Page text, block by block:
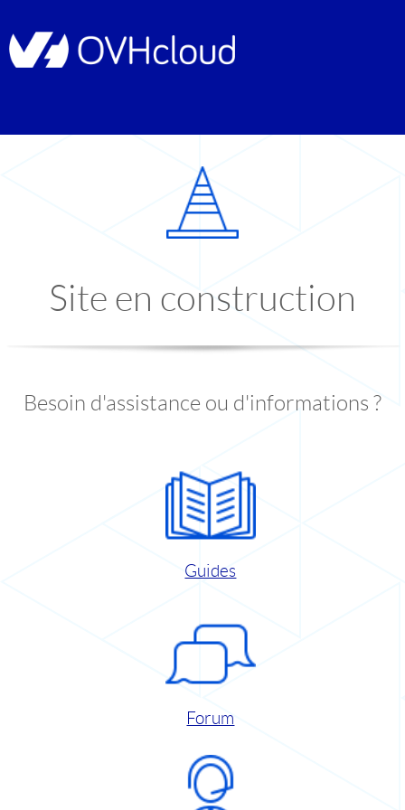
Site en construction
Besoin d'assistance ou d'informations ?
Guides
Forum